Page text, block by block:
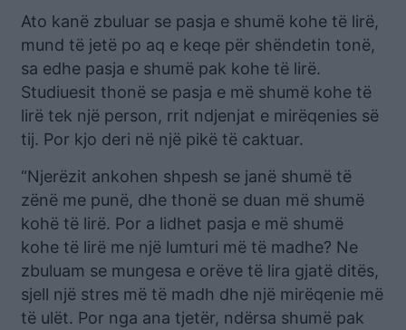
Ato kanë zbuluar se pasja e shumë kohe të lirë,
mund të jetë po aq e keqe për shëndetin tonë,
sa edhe pasja e shumë pak kohe të lirë.
Studiuesit thonë se pasja e më shumë kohe të
lirë tek një person, rrit ndjenjat e mirëqenies së
tij. Por kjo deri në një pikë të caktuar.
“Njerëzit ankohen shpesh se janë shumë të
zënë me punë, dhe thonë se duan më shumë
kohë të lirë. Por a lidhet pasja e më shumë
kohe të lirë me një lumturi më të madhe? Ne
zbuluam se mungesa e orëve të lira gjatë ditës,
sjell një stres më të madh dhe një mirëqenie më
të ulët. Por nga ana tjetër, ndërsa shumë pak